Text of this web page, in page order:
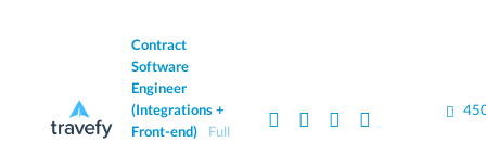
Contract
Software
Engineer
(Integrations +
Front-end)
Full